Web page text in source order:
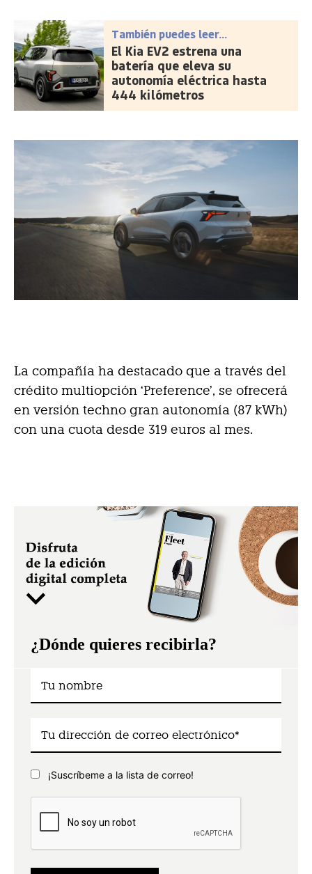
También puedes leer...
El Kia EV2 estrena una
batería que eleva su
autonomía eléctrica hasta
444 kilómetros
La compañía ha destacado que a través del
crédito multiopción ‘Preference’, se ofrecerá
en versión techno gran autonomía (87 kWh)
con una cuota desde 319 euros al mes.
¿Dónde quieres recibirla?
¡Suscríbeme a la lista de correo!